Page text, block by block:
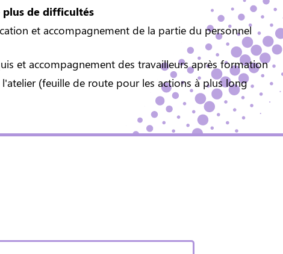
plus de difficultés
et accompagnement de la partie du personnel
et accompagnement des travailleurs après formation
(feuille de route pour les actions à plus long